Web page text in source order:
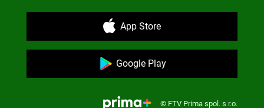
App Store
Google Play
© FTV Prima spol. s r.o.